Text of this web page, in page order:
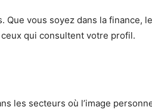
vous soyez dans la finance,
qui consultent votre profil.
les secteurs où l’image